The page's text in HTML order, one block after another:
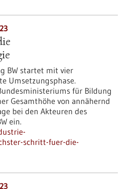
BW startet mit vier
Umsetzungsphase.
für Bildung
Gesamthöhe von annähernd
bei den Akteuren des
ein.
schritt-fuer-die-